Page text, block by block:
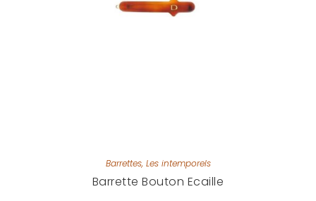
Barrettes, Les intemporels
Barrette Bouton Ecaille